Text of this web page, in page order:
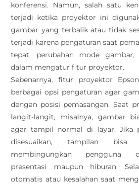
konferensi. Namun, salah satu
terjadi ketika proyektor ini
gambar yang terbalik atau tidak
terjadi karena pengaturan saat
tepat, perubahan mode gambar,
dalam mengatur fitur proyektor.
Sebenarnya, fitur proyektor
berbagai opsi pengaturan agar
dengan posisi pemasangan. Saat
langit-langit, misalnya, gambar
agar tampil normal di layar. Jika
disesuaikan, tampilan bisa
membingungkan pengguna
presentasi maupun hiburan.
otomatis atau kesalahan saat